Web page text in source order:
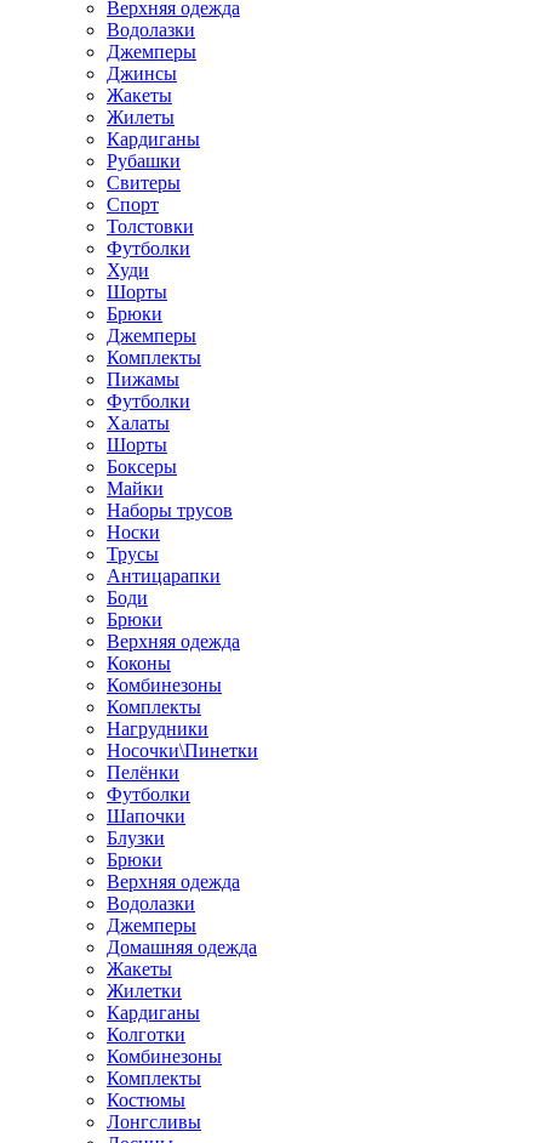
Верхняя одежда
Водолазки
Джемперы
Джинсы
Жакеты
Жилеты
Кардиганы
Рубашки
Свитеры
Спорт
Толстовки
Футболки
Худи
Шорты
Брюки
Джемперы
Комплекты
Пижамы
Футболки
Халаты
Шорты
Боксеры
Майки
Наборы трусов
Носки
Трусы
Антицарапки
Боди
Брюки
Верхняя одежда
Коконы
Комбинезоны
Комплекты
Нагрудники
Носочки\Пинетки
Пелёнки
Футболки
Шапочки
Блузки
Брюки
Верхняя одежда
Водолазки
Джемперы
Домашняя одежда
Жакеты
Жилетки
Кардиганы
Колготки
Комбинезоны
Комплекты
Костюмы
Лонгсливы